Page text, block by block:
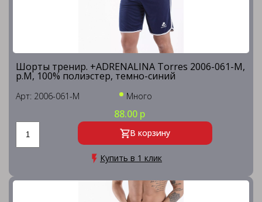
Шорты тренир. +ADRENALINA Torres 2006-061-M,
р.M, 100% полиэстер, темно-синий
Арт: 2006-061-M Много
88.00 р
В корзину
Купить в 1 клик